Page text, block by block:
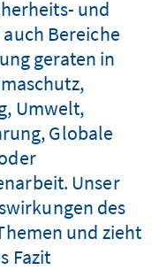
und
Bereiche
geraten in
Umwelt,
Globale
Unser
des
und zieht
Fazit.